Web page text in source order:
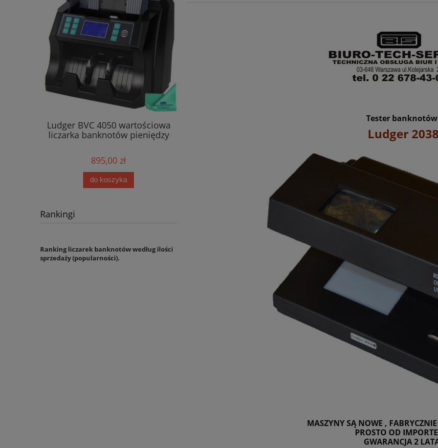
Ludger BVC 4050 wartościowa
liczarka banknotów pieniędzy
895,00 zł
do koszyka
Rankingi
Ranking liczarek banknotów według ilości
sprzedaży (popularności).
Tester banknotów
Ludger
MASZYNY SĄ NOWE ,
PROSTO OD
GWARANCJA 2